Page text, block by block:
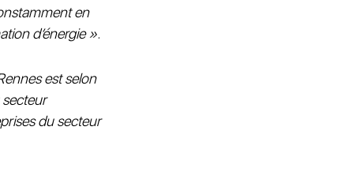
en
d’énergie ».
est selon
secteur
du secteur